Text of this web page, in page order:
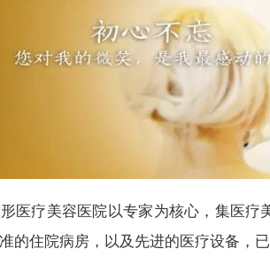
医疗美容医院以专家为核心，集医
的住院病房，以及先进的医疗设备，